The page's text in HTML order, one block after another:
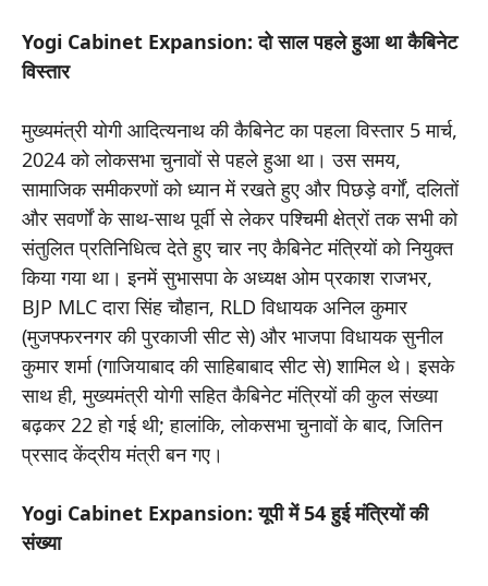
Yogi Cabinet Expansion: दो साल पहले हुआ था कैबिनेट
विस्तार
मुख्यमंत्री योगी आदित्यनाथ की कैबिनेट का पहला विस्तार 5 मार्च,
2024 को लोकसभा चुनावों से पहले हुआ था। उस समय,
सामाजिक समीकरणों को ध्यान में रखते हुए और पिछड़े वर्गों, दलितों
और सवर्णों के साथ-साथ पूर्वी से लेकर पश्चिमी क्षेत्रों तक सभी को
संतुलित प्रतिनिधित्व देते हुए चार नए कैबिनेट मंत्रियों को नियुक्त
किया गया था। इनमें सुभासपा के अध्यक्ष ओम प्रकाश राजभर,
BJP MLC दारा सिंह चौहान, RLD विधायक अनिल कुमार
(मुजफ्फरनगर की पुरकाजी सीट से) और भाजपा विधायक सुनील
कुमार शर्मा (गाजियाबाद की साहिबाबाद सीट से) शामिल थे। इसके
साथ ही, मुख्यमंत्री योगी सहित कैबिनेट मंत्रियों की कुल संख्या
बढ़कर 22 हो गई थी; हालांकि, लोकसभा चुनावों के बाद, जितिन
प्रसाद केंद्रीय मंत्री बन गए।
Yogi Cabinet Expansion: यूपी में 54 हुई मंत्रियों की
संख्या